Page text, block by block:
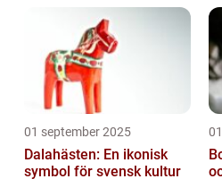
01 september 2025
Dalahästen: En ikonisk
symbol för svensk kultur